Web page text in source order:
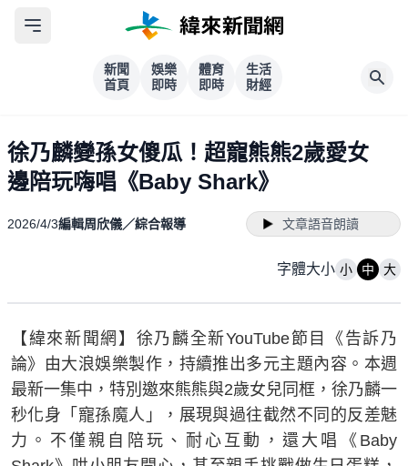
新聞
首頁
娛樂
即時
體育
即時
生活
財經
徐乃麟變孫女傻瓜！超寵熊熊2歲愛女
邊陪玩嗨唱《Baby Shark》
2026/4/3編輯周欣儀／綜合報導 文章語音朗讀
字體大小 小 中 大
【緯來新聞網】徐乃麟全新YouTube節目《告訴乃
論》由大浪娛樂製作，持續推出多元主題內容。本週
最新一集中，特別邀來熊熊與2歲女兒同框，徐乃麟一
秒化身「寵孫魔人」，展現與過往截然不同的反差魅
力。不僅親自陪玩、耐心互動，還大唱《Baby